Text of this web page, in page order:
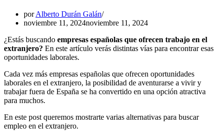
porAlberto Durán Galán
noviembre 11, 2024noviembre 11, 2024
¿Estás buscando empresas españolas que ofrecen trabajo en el
extranjero? En este artículo verás distintas vías para encontrar esas
oportunidades laborales.
Cada vez más empresas españolas que ofrecen oportunidades
laborales en el extranjero, la posibilidad de aventurarse a vivir y
trabajar fuera de España se ha convertido en una opción atractiva
para muchos.
En este post queremos mostrarte varias alternativas para buscar
empleo en el extranjero.